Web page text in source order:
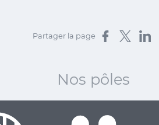
Partager la page Partager sur
Partager sur
Nos pôles